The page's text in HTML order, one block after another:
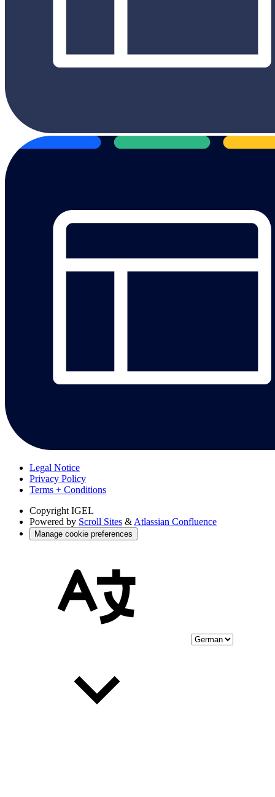
Legal Notice
Privacy Policy
Terms + Conditions
Copyright IGEL
Powered by Scroll Sites & Atlassian Confluence
Manage cookie preferences